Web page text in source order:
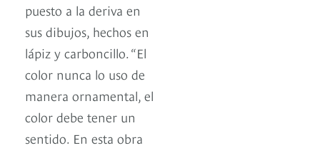
puesto a la deriva en
sus dibujos, hechos en
lápiz y carboncillo. “El
color nunca lo uso de
manera ornamental, el
color debe tener un
sentido. En esta obra